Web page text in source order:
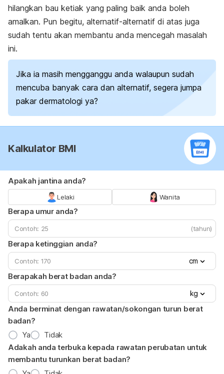
hilangkan bau ketiak yang paling baik anda boleh
amalkan. Pun begitu, alternatif-alternatif di atas juga
sudah tentu akan membantu anda mencegah masalah
ini.
Jika ia masih mengganggu anda walaupun sudah
mencuba banyak cara dan alternatif, segera jumpa
pakar dermatologi ya?
Kalkulator BMI
Apakah jantina anda?
Lelaki Wanita
Berapa umur anda?
(tahun)
Berapa ketinggian anda?
cm
Berapakah berat badan anda?
kg
Anda berminat dengan rawatan/sokongan turun berat
badan?
Ya
Tidak
Adakah anda terbuka kepada rawatan perubatan untuk
membantu turunkan berat badan?